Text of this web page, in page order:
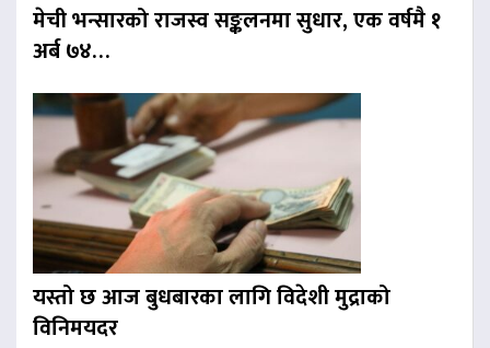
मेची भन्सारको राजस्व सङ्कलनमा सुधार, एक वर्षमै १
अर्ब ७४…
यस्तो छ आज बुधबारका लागि विदेशी मुद्राको
विनिमयदर